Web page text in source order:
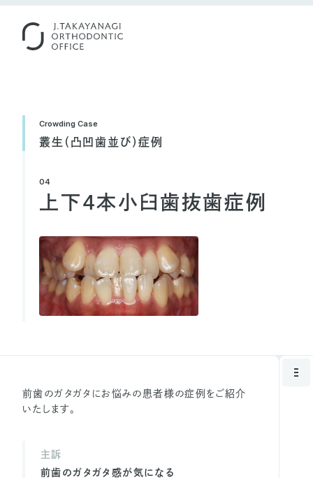
Crowding Case
叢生（凸凹歯並び）症例
04
上下4本小臼歯抜歯症例
前歯のガタガタにお悩みの患者様の症例をご紹介
いたします。
主訴
前歯のガタガタ感が気になる